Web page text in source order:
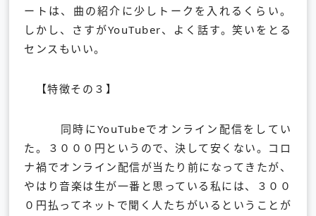
ートは、曲の紹介に少しトークを入れるくらい。
しかし、さすがYouTuber、よく話す。笑いをとる
センスもいい。
【特徴その３】
同時にYouTubeでオンライン配信をしてい
た。３０００円というので、決して安くない。コロ
ナ禍でオンライン配信が当たり前になってきたが、
やはり音楽は生が一番と思っている私には、３００
０円払ってネットで聞く人たちがいるということが